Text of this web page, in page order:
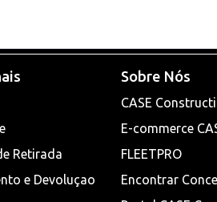
Retirada
e Devoluçao
Sobre Nós
CASE
E-commerce
FLEETPRO
Encontrar